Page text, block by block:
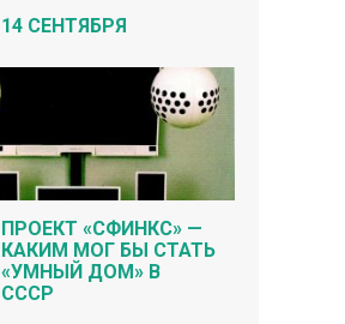
14 СЕНТЯБРЯ
ПРОЕКТ «СФИНКС» —
КАКИМ МОГ БЫ СТАТЬ
«УМНЫЙ ДОМ» В
СССР